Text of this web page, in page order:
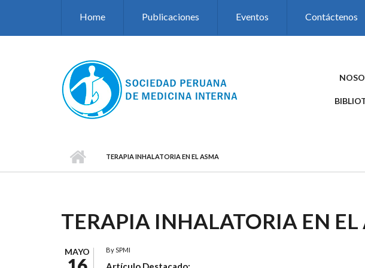
Home Publicaciones Eventos Contáctenos
TERAPIA INHALATORIA EN EL ASMA
TERAPIA INHALATORIA EN EL
MAYO BySPMI